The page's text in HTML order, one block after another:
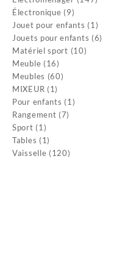
Électronique 99
produits
Jouet pour enfants 1 1
produit
Jouets pour enfants 66
Matériel sport 1010
Meuble 1616
produits
Meubles 6060
MIXEUR 11
produit
Pour enfants 1 1
Rangement 77
Sport 1 1
produit
Tables 11
produit
Vaisselle 120120